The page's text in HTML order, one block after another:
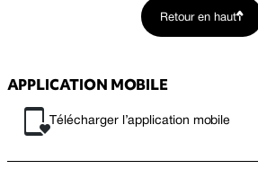
Retour en haut
APPLICATION MOBILE
Télécharger l’application mobile